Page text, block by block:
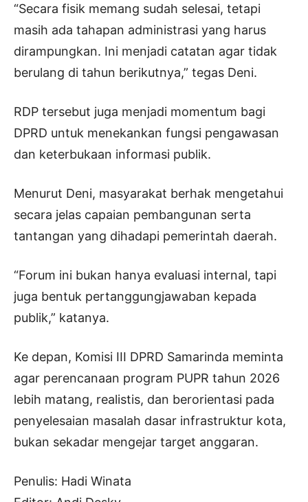
“Secara fisik memang sudah selesai, tetapi
masih ada tahapan administrasi yang harus
dirampungkan. Ini menjadi catatan agar tidak
berulang di tahun berikutnya,” tegas Deni.
RDP tersebut juga menjadi momentum bagi
DPRD untuk menekankan fungsi pengawasan
dan keterbukaan informasi publik.
Menurut Deni, masyarakat berhak mengetahui
secara jelas capaian pembangunan serta
tantangan yang dihadapi pemerintah daerah.
“Forum ini bukan hanya evaluasi internal, tapi
juga bentuk pertanggungjawaban kepada
publik,” katanya.
Ke depan, Komisi III DPRD Samarinda meminta
agar perencanaan program PUPR tahun 2026
lebih matang, realistis, dan berorientasi pada
penyelesaian masalah dasar infrastruktur kota,
bukan sekadar mengejar target anggaran.
Penulis: Hadi Winata